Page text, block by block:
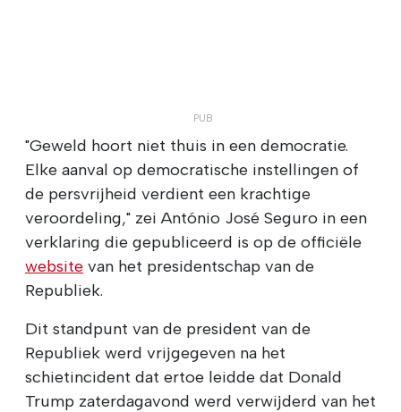
"Geweld hoort niet thuis in een democratie.
Elke aanval op democratische instellingen of
de persvrijheid verdient een krachtige
veroordeling," zei António José Seguro in een
verklaring die gepubliceerd is op de officiële
website van het presidentschap van de
Republiek.
Dit standpunt van de president van de
Republiek werd vrijgegeven na het
schietincident dat ertoe leidde dat Donald
Trump zaterdagavond werd verwijderd van het